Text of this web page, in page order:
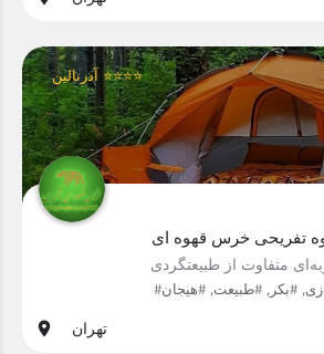
تفریحی خرس قهوه ای
متفاوت از طبیعتگردی
#بکر, #طبیعت, #هیجان
آدرنالین ⭐⭐⭐⭐
تهران